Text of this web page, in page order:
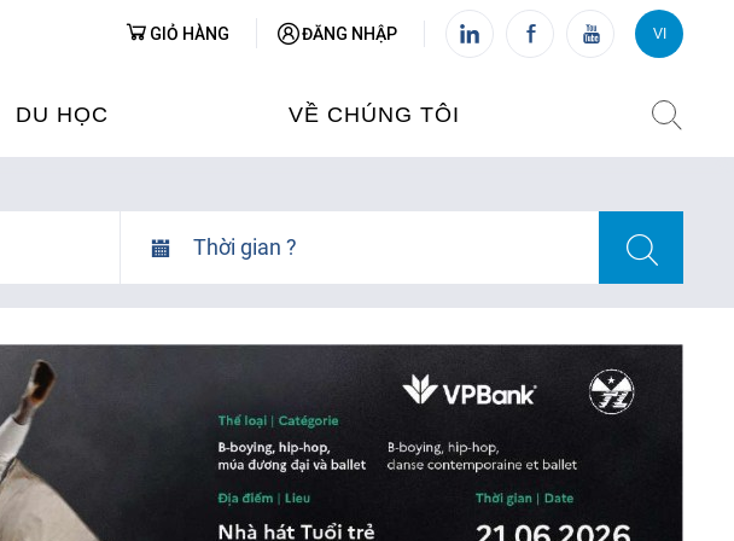
DU HỌC
FRANCE ALUMNI VIỆT NAM
VỀ CHÚNG TÔI
CHI NHÁNH: HUẾ
CHI NHÁNH: ĐÀ NẴNG
CHI NHÁNH: TPHCM
GIỎ HÀNG ĐĂNG NHẬP VI
VI FR
Thời gian ?